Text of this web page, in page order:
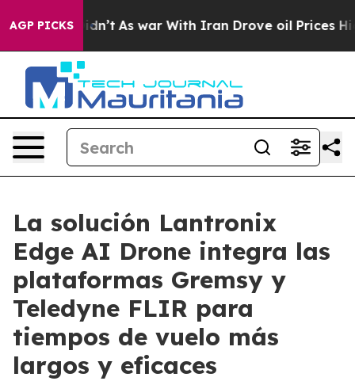
AGP PICKSAs war With Iran Drove oil Prices Higher,
La solución Lantronix
Edge AI Drone integra las
plataformas Gremsy y
Teledyne FLIR para
tiempos de vuelo más
largos y eficaces